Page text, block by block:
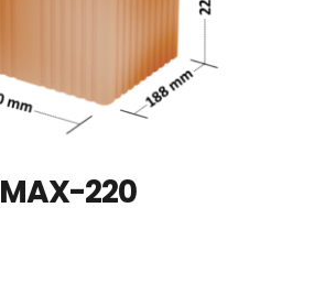
MAX-220